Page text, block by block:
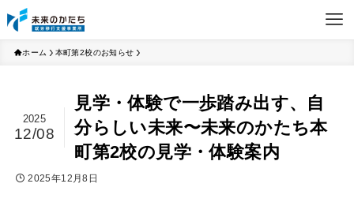
ホーム 本町第2校のお知らせ
見学・体験で一歩踏み出す、自
分らしい未来〜未来のかたち本
町第2校の見学・体験案内
2025
12/08
2025年12月8日